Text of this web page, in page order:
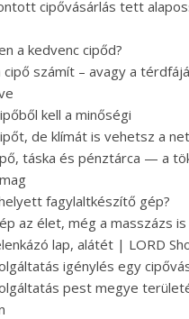
cipővásárlás tett
a kedvenc cipőd?
cipő számít – avagy a
kell a minőségi
de klímát is vehetsz a
táska és pénztárca — a
fagylaltkészítő gép?
az élet, még a masszázs is
lap, alátét | LORD
igénylés egy
pest megye